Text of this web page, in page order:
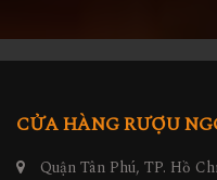
CỬA HÀNG RƯỢU
Quận Tân Phú, TP. Hồ